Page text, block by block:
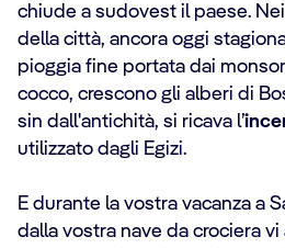
chiude a sudovest il paese.
della città, ancora oggi
pioggia fine portata dai
cocco, crescono gli alberi di
sin dall'antichità, si ricava l’
utilizzato dagli Egizi.
E durante la vostra vacanza a
dalla vostra nave da crociera